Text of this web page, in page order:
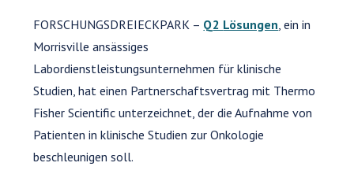
FORSCHUNGSDREIECKPARK – Q2 Lösungen , ein in
Morrisville ansässiges
Labordienstleistungsunternehmen für klinische
Studien, hat einen Partnerschaftsvertrag mit Thermo
Fisher Scientific unterzeichnet, der die Aufnahme von
Patienten in klinische Studien zur Onkologie
beschleunigen soll.